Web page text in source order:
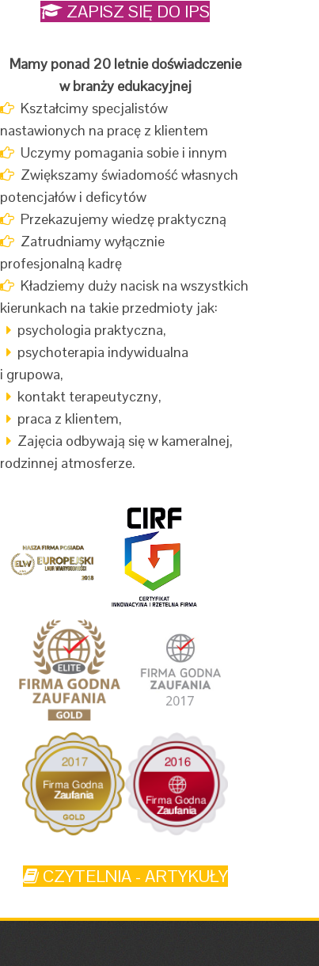
ZAPISZ SIĘ DO IPS
Mamy ponad 20 letnie doświadczenie
w branży edukacyjnej
Kształcimy specjalistów
nastawionych na pracę z klientem
Uczymy pomagania sobie i innym
Zwiększamy świadomość własnych
potencjałów i deficytów
Przekazujemy wiedzę praktyczną
Zatrudniamy wyłącznie
profesjonalną kadrę
Kładziemy duży nacisk na wszystkich
kierunkach na takie przedmioty jak:
psychologia praktyczna,
psychoterapia indywidualna
i grupowa,
kontakt terapeutyczny,
praca z klientem,
Zajęcia odbywają się w kameralnej,
rodzinnej atmosferze.
CZYTELNIA - ARTYKUŁY